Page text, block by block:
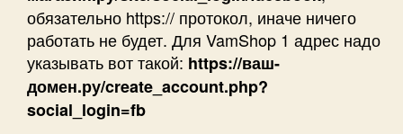
обязательно https:// протокол, иначе ничего
работать не будет. Для VamShop 1 адрес надо
указывать вот такой: https://ваш-
домен.ру/create_account.php?
social_login=fb